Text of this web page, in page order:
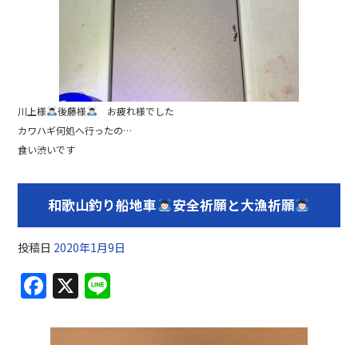
川上様 後藤様
お疲れ様でした
カワハギ何処へ行ったの…
食い渋いです
和歌山釣り船地車 安全祈願と大漁祈願
投稿日 2020年1月9日
F
c
X
e